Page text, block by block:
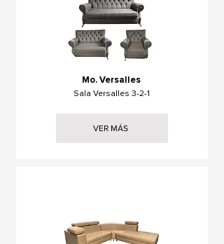
Mo. Versalles
Sala Versalles 3-2-1
VER MÁS